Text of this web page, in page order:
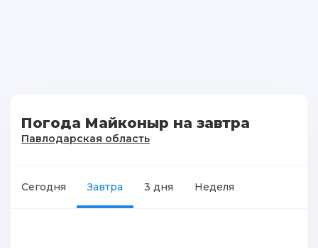
Погода Майконыр на завтра
Павлодарская область
Сегодня Завтра 3 дня Неделя